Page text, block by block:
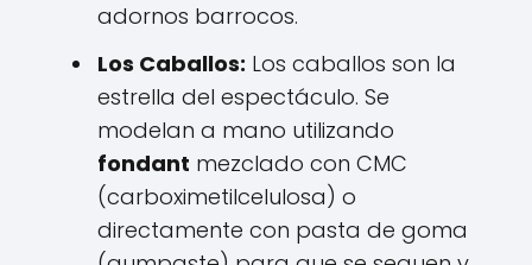
adornos barrocos.
Los Caballos: Los caballos son la
estrella del espectáculo. Se
modelan a mano utilizando
fondant mezclado con CMC
(carboximetilcelulosa) o
directamente con pasta de goma